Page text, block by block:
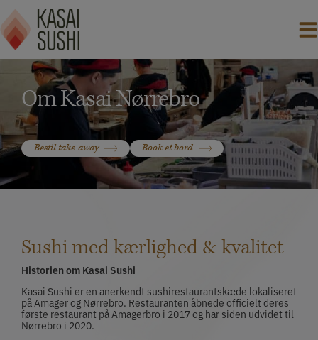
Hop
til
indholdet
Om Kasai Nørrebro
Bestil take-away Book et bord
Sushi med kærlighed & kvalitet
Historien om Kasai Sushi
Kasai Sushi er en anerkendt sushirestaurantskæde lokaliseret
på Amager og Nørrebro. Restauranten åbnede officielt deres
første restaurant på Amagerbro i 2017 og har siden udvidet til
Nørrebro i 2020.